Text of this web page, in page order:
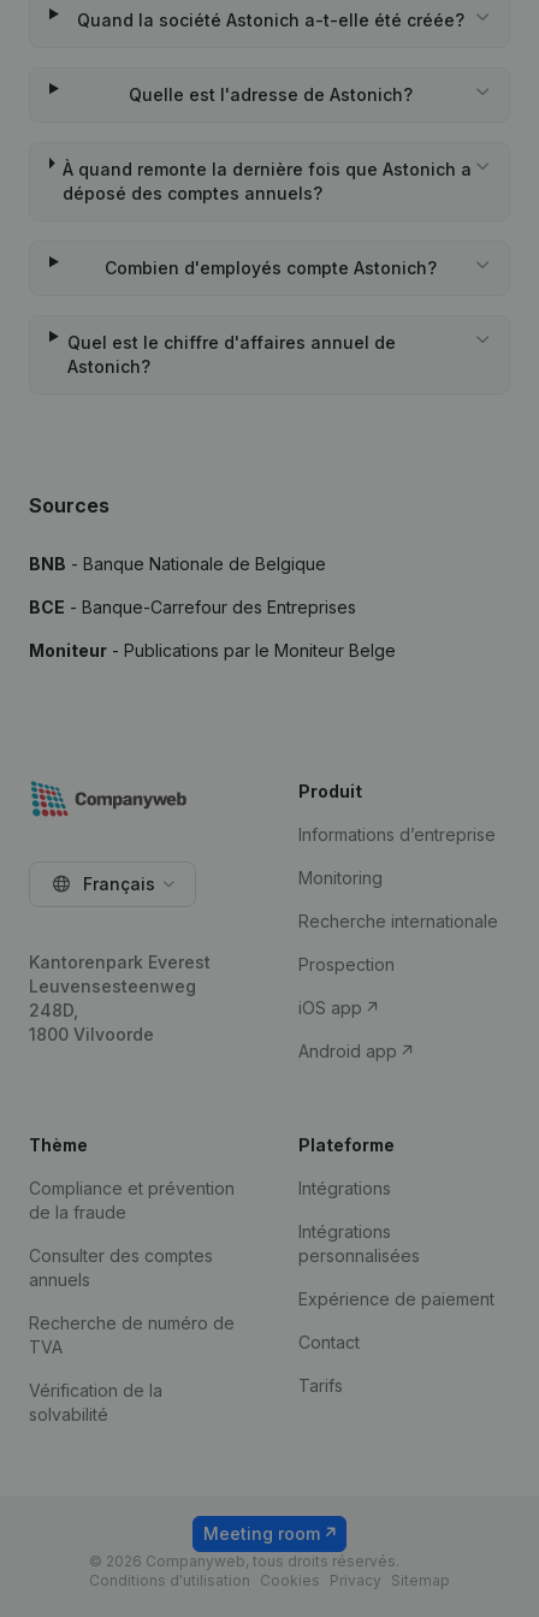
Quand la société Astonich a-t-elle été créée?
Quelle est l'adresse de Astonich?
À quand remonte la dernière fois que Astonich a
déposé des comptes annuels?
Combien d'employés compte Astonich?
Quel est le chiffre d'affaires annuel de
Astonich?
Sources
BNB - Banque Nationale de Belgique
BCE - Banque-Carrefour des Entreprises
Moniteur - Publications par le Moniteur Belge
Français
Kantorenpark Everest
Leuvensesteenweg
248D,
1800 Vilvoorde
Produit
Informations d’entreprise
Monitoring
Recherche internationale
Prospection
iOS app
Android app
Thème
Compliance et prévention
de la fraude
Consulter des comptes
annuels
Recherche de numéro de
TVA
Vérification de la
solvabilité
Plateforme
Intégrations
Intégrations
personnalisées
Expérience de paiement
Contact
Tarifs
© 2026 Companyweb, tous droits réservés.
Conditions d'utilisation
Cookies Privacy Sitemap
Meeting room